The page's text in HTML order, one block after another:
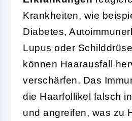
Krankheiten, wie
Diabetes,
Lupus oder
können Haarausfall
verschärfen. Das
die Haarfollikel falsch
und angreifen, was zu